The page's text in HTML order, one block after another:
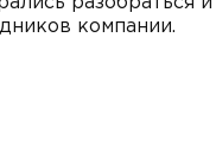
компании.